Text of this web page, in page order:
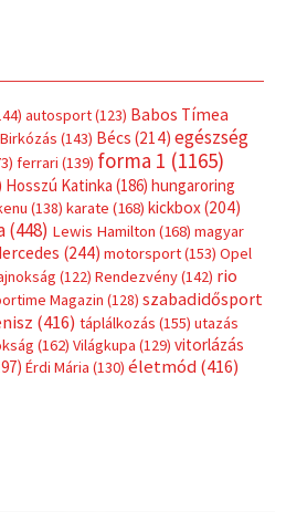
autosport(123) Babos Tímea
Birkózás (143) Bécs (214) egészség
ferrari (139) forma 1 (1165)
Hosszú Katinka (186) hungaroring
(138) karate (168) kickbox(204)
(448) Lewis Hamilton (168) magyar
(244) motorsport(153) Opel
(122) Rendezvény(142) rio
Magazin (128) szabadidősport
(416) táplálkozás (155) utazás
(162) Világkupa (129) vitorlázás
Érdi Mária (130) életmód(416)